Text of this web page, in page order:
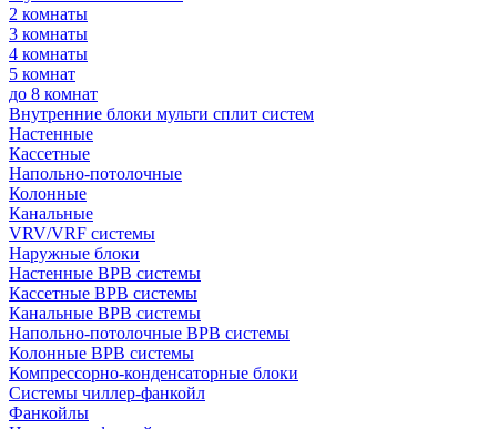
2 комнаты
3 комнаты
4 комнаты
5 комнат
до 8 комнат
Внутренние блоки мульти сплит систем
Настенные
Кассетные
Напольно-потолочные
Колонные
Канальные
VRV/VRF системы
Наружные блоки
Настенные ВРВ системы
Кассетные ВРВ системы
Канальные ВРВ системы
Напольно-потолочные ВРВ системы
Колонные ВРВ системы
Компрессорно-конденсаторные блоки
Системы чиллер-фанкойл
Фанкойлы